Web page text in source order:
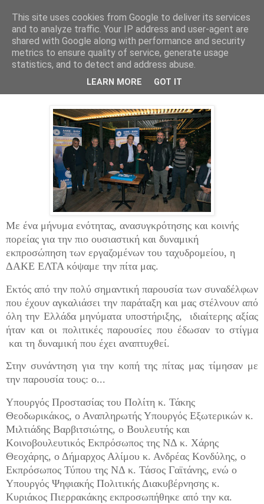
Κυριακή 3 Απριλίου 2022
ΔΑΚΕ ΕΛΤΑ: Προχωράμε ενωμένοι
Με ένα μήνυμα ενότητας, ανασυγκρότησης και κοινής
πορείας για την πιο ουσιαστική και δυναμική
εκπροσώπηση των εργαζομένων του ταχυδρομείου, η
ΔΑΚΕ ΕΛΤΑ κόψαμε την πίτα μας.
Εκτός από την πολύ σημαντική παρουσία των συναδέλφων
που έχουν αγκαλιάσει την παράταξη και μας στέλνουν από
όλη την Ελλάδα μηνύματα υποστήριξης, ιδιαίτερης αξίας
ήταν και οι πολιτικές παρουσίες που έδωσαν το στίγμα
και τη δυναμική που έχει αναπτυχθεί.
Στην συνάντηση για την κοπή της πίτας μας τίμησαν με
την παρουσία τους: ο...
Υπουργός Προστασίας του Πολίτη κ. Τάκης
Θεοδωρικάκος, ο Αναπληρωτής Υπουργός Εξωτερικών κ.
Μιλτιάδης Βαρβιτσιώτης, ο Βουλευτής και
Κοινοβουλευτικός Εκπρόσωπος της ΝΔ κ. Χάρης
Θεοχάρης, ο Δήμαρχος Αλίμου κ. Ανδρέας Κονδύλης, ο
Εκπρόσωπος Τύπου της ΝΔ κ. Τάσος Γαϊτάνης, ενώ ο
Υπουργός Ψηφιακής Πολιτικής Διακυβέρνησης κ.
Κυριάκος Πιερρακάκης εκπροσωπήθηκε από την κα.
This site uses cookies from Google to deliver its services
and to analyze traffic. Your IP address and user-agent are
shared with Google along with performance and security
metrics to ensure quality of service, generate usage
statistics, and to detect and address abuse.
LEARN MORE GOT IT